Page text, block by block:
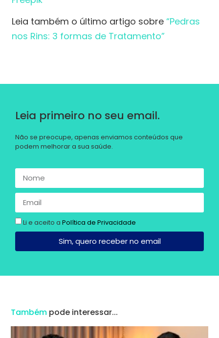
Leia também o último artigo sobre “Pedras
nos Rins: 3 formas de Tratamento”
Leia primeiro no seu email.
Não se preocupe, apenas enviamos conteúdos que
podem melhorar a sua saúde.
Li e aceito a Política de Privacidade
Sim, quero receber no email
Também pode interessar...